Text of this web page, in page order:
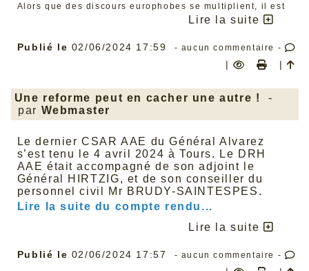
Alors que des discours europhobes se multiplient, il est
également important de préciser que si la paix à elle
seule justifie une Europe unie et solidaire, d’autant plus
l’Europe, ce sont aussi des avancées sociales et
La réduction des inégalités femmes/hommes grâce à
obligeant les entreprises à des mesures
d’équilibrage si les écarts salariaux sont supérieurs
à 5 % (l’écart en France est encore aujourd’hui de
24 %)
20 millions de tonnes de déchets par an ces
dernières années), l’Europe étant plus largement
l’échelle indispensable pour la transition
écologique juste (déforestation, gaz à effets de
serre, etc.)
Garder ses droits à congés pendant un arrêt
maladie.
Rappelons aussi que pendant les deux années de
pandémie, l’UE a été un bouclier essentiel pour protéger
la santé des travailleurs et des travailleuses et éviter la
européens durant la mandature, enfin, de presque tous...
En effet, il est important également de le rappeler, les
Lire la suite
Publié le 02/06/2024 17:59 - aucun commentaire -
| |
Une reforme peut en cacher une autre !
-
par Webmaster
Le dernier CSAR AAE du Général Alvarez
s’est tenu le 4 avril 2024 à Tours. Le DRH
AAE était accompagné de son adjoint le
Général HIRTZIG, et de son conseiller du
personnel civil Mr BRUDY-SAINTESPES.
Lire la suite du compte rendu...
Lire la suite
Publié le 02/06/2024 17:57 - aucun commentaire -